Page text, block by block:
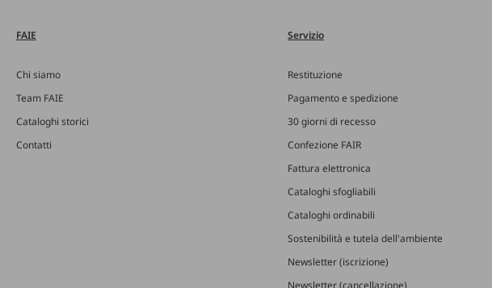
FAIE
Chi siamo
Team FAIE
Cataloghi storici
Contatti
Servizio
Restituzione
Pagamento e spedizione
30 giorni di recesso
Confezione FAIR
Fattura elettronica
Cataloghi sfogliabili
Cataloghi ordinabili
Sostenibilità e tutela dell'ambiente
Newsletter (iscrizione)